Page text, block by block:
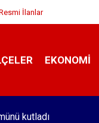
İlanlar
EKONOMI
kutladı